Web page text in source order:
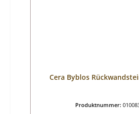
Cera Byblos
Produktnummer: